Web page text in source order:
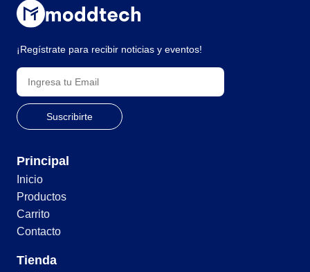
¡Regístrate para recibir noticias y eventos!
Principal
Inicio
Productos
Carrito
Contacto
Tienda